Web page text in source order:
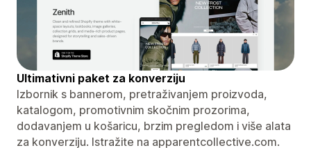
Ultimativni paket za konverziju
Izbornik s bannerom, pretraživanjem proizvoda,
katalogom, promotivnim skočnim prozorima,
dodavanjem u košaricu, brzim pregledom i više alata
za konverziju. Istražite na apparentcollective.com.